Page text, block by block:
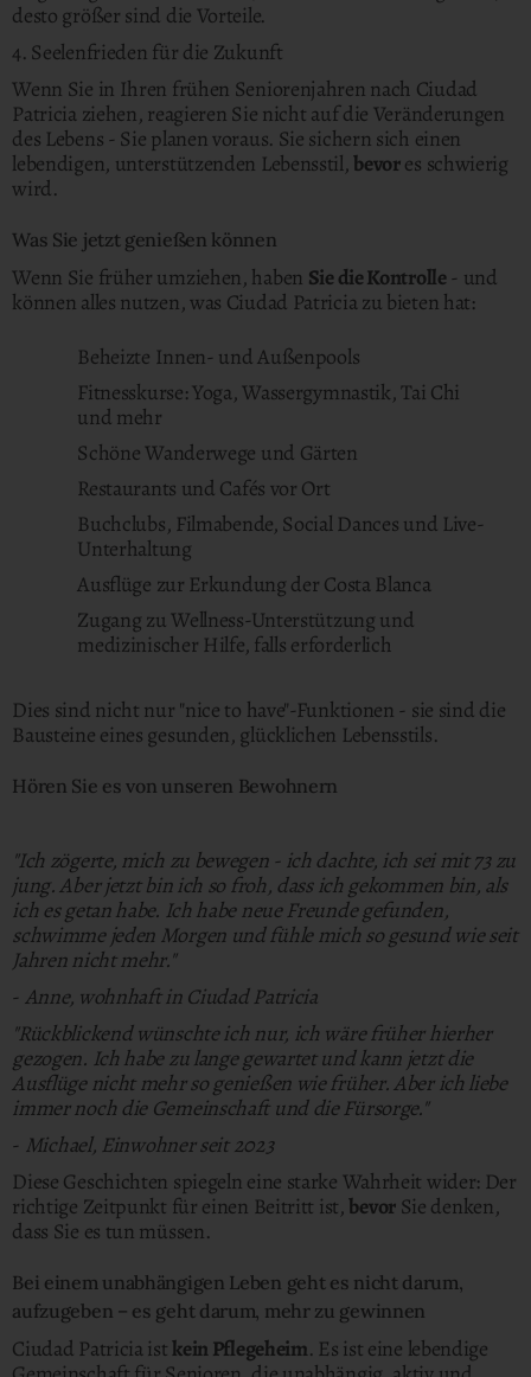
desto größer sind die Vorteile.
4. Seelenfrieden für die Zukunft
Wenn Sie in Ihren frühen Seniorenjahren nach Ciudad
Patricia ziehen, reagieren Sie nicht auf die Veränderungen
des Lebens - Sie planen voraus. Sie sichern sich einen
lebendigen, unterstützenden Lebensstil,bevores schwierig
wird.
Was Sie jetzt genießen können
Wenn Sie früher umziehen, haben Sie die Kontrolle- und
können alles nutzen, was Ciudad Patricia zu bieten hat:
Beheizte Innen- und Außenpools
Fitnesskurse: Yoga, Wassergymnastik, Tai Chi
und mehr
Schöne Wanderwege und Gärten
Restaurants und Cafés vor Ort
Buchclubs, Filmabende, Social Dances und Live-
Unterhaltung
Ausflüge zur Erkundung der Costa Blanca
Zugang zu Wellness-Unterstützung und
medizinischer Hilfe, falls erforderlich
Dies sind nicht nur "nice to have"-Funktionen - sie sind die
Bausteine eines gesunden, glücklichen Lebensstils.
Hören Sie es von unseren Bewohnern
"Ich zögerte, mich zu bewegen - ich dachte, ich sei mit 73 zu
jung. Aber jetzt bin ich so froh, dass ich gekommen bin, als
ich es getan habe. Ich habe neue Freunde gefunden,
schwimme jeden Morgen und fühle mich so gesund wie seit
Jahren nicht mehr."
- Anne, wohnhaft in Ciudad Patricia
"Rückblickend wünschte ich nur, ich wäre früher hierher
gezogen. Ich habe zu lange gewartet und kann jetzt die
Ausflüge nicht mehr so genießen wie früher. Aber ich liebe
immer noch die Gemeinschaft und die Fürsorge."
- Michael, Einwohner seit 2023
Diese Geschichten spiegeln eine starke Wahrheit wider: Der
richtige Zeitpunkt für einen Beitritt ist,bevorSie denken,
dass Sie es tun müssen.
Bei einem unabhängigen Leben geht es nicht darum,
aufzugeben – es geht darum, mehr zu gewinnen
Ciudad Patricia istkein Pflegeheim. Es ist eine lebendige